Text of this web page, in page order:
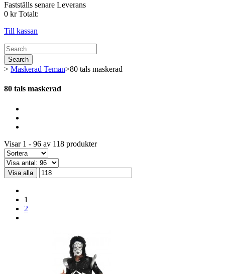
Fastställs senare Leverans
0 kr Totalt:
Till kassan
Search
> Maskerad Teman>80 tals maskerad
80 tals maskerad
Visar 1 - 96 av 118 produkter
Visa alla
1
2